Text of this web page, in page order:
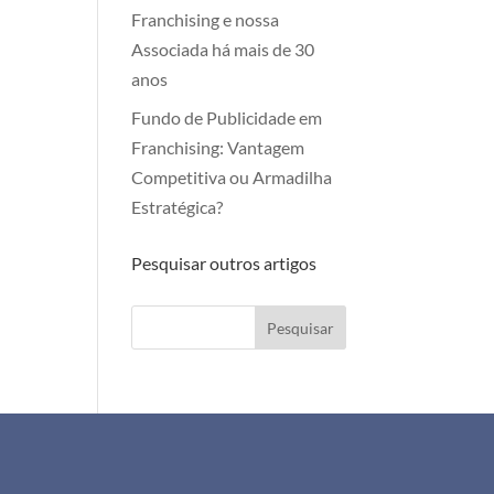
Franchising e nossa
Associada há mais de 30
anos
Fundo de Publicidade em
Franchising: Vantagem
Competitiva ou Armadilha
Estratégica?
Pesquisar outros artigos
Pesquisar